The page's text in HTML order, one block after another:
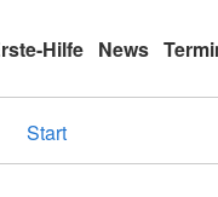
Hilfe News
Start